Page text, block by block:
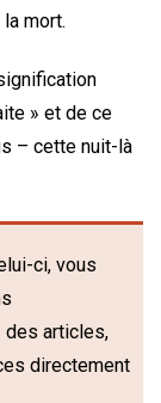
mort.
» et de ce
– cette nuit-là
ci, vous
des articles,
directement